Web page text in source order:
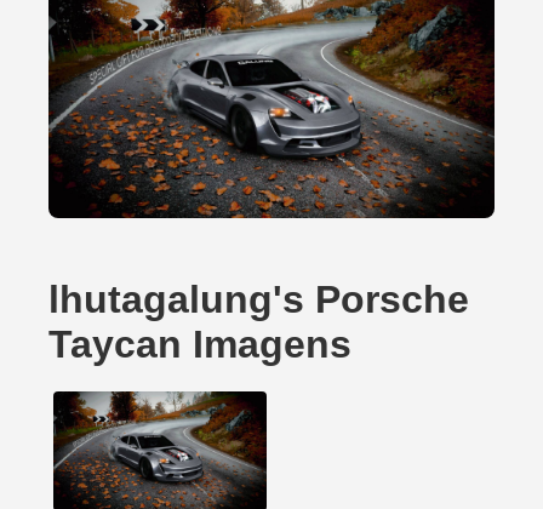
lhutagalung's Porsche
Taycan Imagens